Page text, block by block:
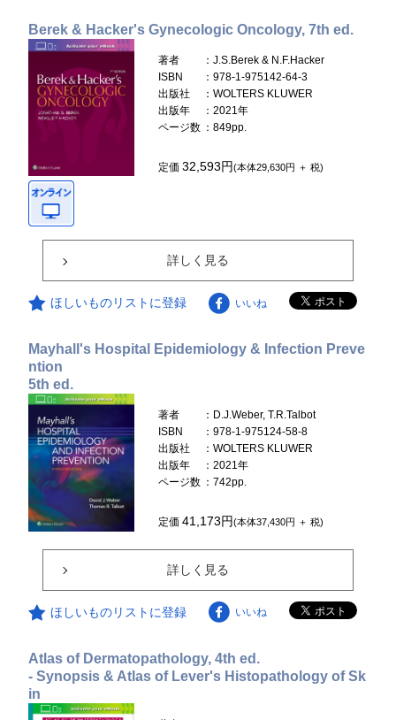
Berek & Hacker's Gynecologic Oncology, 7th ed.
著者
：J.S.Berek & N.F.Hacker
ISBN
：978-1-975142-64-3
出版社
：WOLTERS KLUWER
出版年
：2021年
ページ数 ：849pp.
定価32,593円(本体29,630円 ＋ 税)
詳しく見る
ほしいものリストに登録 いいね
Mayhall's Hospital Epidemiology & Infection Preve
ntion
5th ed.
著者
：D.J.Weber, T.R.Talbot
ISBN
：978-1-975124-58-8
出版社
：WOLTERS KLUWER
出版年
：2021年
ページ数 ：742pp.
定価41,173円(本体37,430円 ＋ 税)
詳しく見る
ほしいものリストに登録 いいね
Atlas of Dermatopathology, 4th ed.
- Synopsis & Atlas of Lever's Histopathology of Sk
in